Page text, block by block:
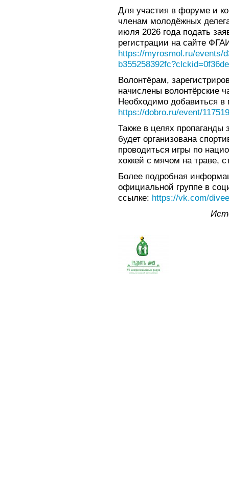
Для участия в форуме и
членам молодёжных
июля 2026 года подать
регистрации на сайте
https://myrosmol.ru/events/
Волонтёрам,
начислены волонтёрские
Необходимо добавиться в
https://dobro.ru/event/
Также в целях пропаганды
будет организована
проводиться игры по
хоккей с мячом на траве,
Более подробная
официальной группе в
ссылке: https://vk.com/